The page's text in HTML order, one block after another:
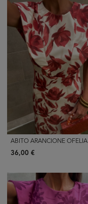
ABITO ARANCIONE OFELIA
36,00 €